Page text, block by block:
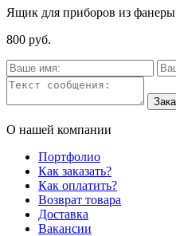
Ящик для приборов из фанеры
800 руб.
О нашей компании
Портфолио
Как заказать?
Как оплатить?
Возврат товара
Доставка
Вакансии